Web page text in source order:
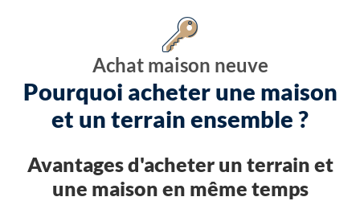
Achat maison neuve
Pourquoi acheter une maison
et un terrain ensemble ?
Avantages d'acheter un terrain et
une maison en même temps